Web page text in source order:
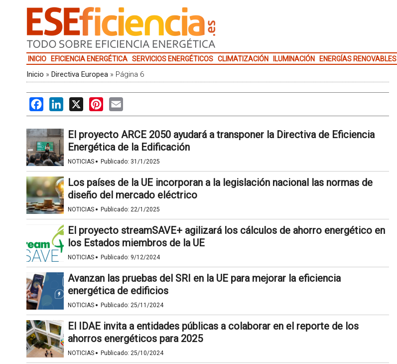
INICIO EFICIENCIA ENERGÉTICA SERVICIOS ENERGÉTICOS CLIMATIZACIÓN ILUMINACIÓN ENERGÍAS RENOVABLES
Inicio » Directiva Europea» Página 6
FacebookLinkedIn
X PinterestEmail
El proyecto ARCE 2050 ayudará a transponer la Directiva de Eficiencia
Energética de la Edificación
NOTICIAS · Publicado: 31/1/2025
Los países de la UE incorporan a la legislación nacional las normas de
diseño del mercado eléctrico
NOTICIAS · Publicado: 22/1/2025
El proyecto streamSAVE+ agilizará los cálculos de ahorro energético en
los Estados miembros de la UE
NOTICIAS · Publicado: 9/12/2024
Avanzan las pruebas del SRI en la UE para mejorar la eficiencia
energética de edificios
NOTICIAS · Publicado: 25/11/2024
El IDAE invita a entidades públicas a colaborar en el reporte de los
ahorros energéticos para 2025
NOTICIAS · Publicado: 25/10/2024